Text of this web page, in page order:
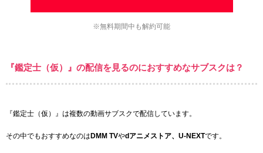
※無料期間中も解約可能
『鑑定士（仮）』の配信を見るのにおすすめなサブスクは？
『鑑定士（仮）』は複数の動画サブスクで配信しています。
その中でもおすすめなのはDMM TVやdアニメストア、U-NEXTです。